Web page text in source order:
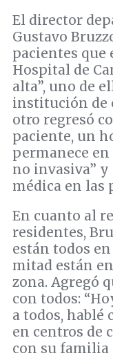
El director
Gustavo
pacientes que
Hospital de
alta”, uno de
institución de
otro regresó
paciente, un
permanece
no invasiva” y
médica en las
En cuanto al
residentes,
están todos
mitad están
zona. Agregó
con todos:
a todos, hablé
en centros de
con su familia